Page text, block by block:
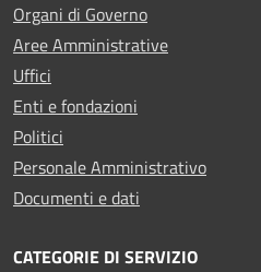
Organi di Governo
Aree Amministrative
Uffici
Enti e fondazioni
Politici
Personale Amministrativo
Documenti e dati
CATEGORIE DI SERVIZIO